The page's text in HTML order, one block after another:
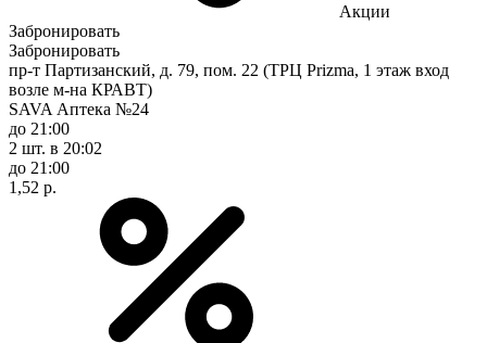
Акции
Забронировать
Забронировать
пр-т Партизанский, д. 79, пом. 22 (ТРЦ Prizma, 1 этаж вход
возле м-на КРАВТ)
SAVA Аптека №24
до 21:00
2 шт. в 20:02
до 21:00
1,52 р.